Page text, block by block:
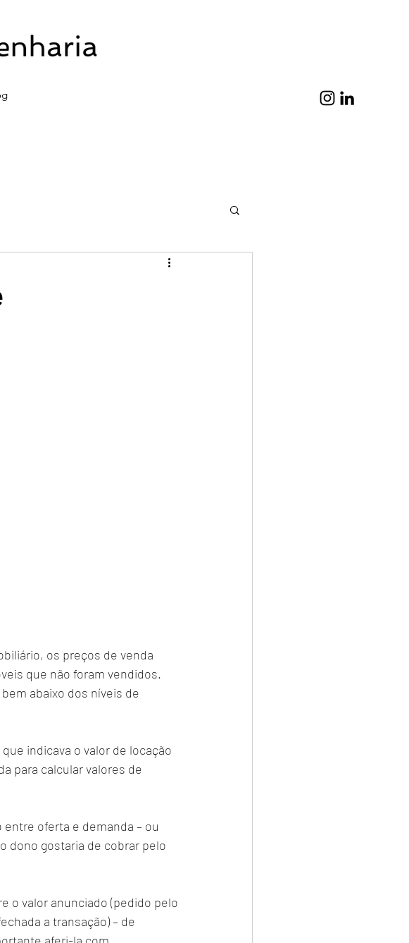
os preços de venda
que não foram vendidos.
abaixo dos níveis de
indicava o valor de locação
para calcular valores de
oferta e demanda – ou
dono gostaria de cobrar pelo
o valor anunciado (pedido pelo
a transação) – de